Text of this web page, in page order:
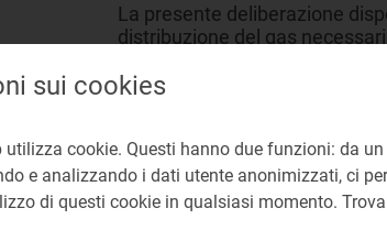
La presente deliberazione
distribuzione del gas
tariffe
sui cookies
utilizza cookie. Questi hanno due funzioni: da
e analizzando i dati utente anonimizzati, ci
di questi cookie in qualsiasi momento.